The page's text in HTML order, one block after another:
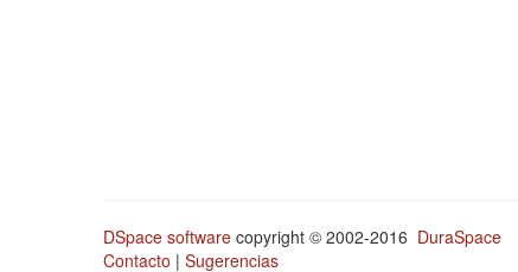
DSpace software copyright © 2002-2016 DuraSpace
Contacto | Sugerencias